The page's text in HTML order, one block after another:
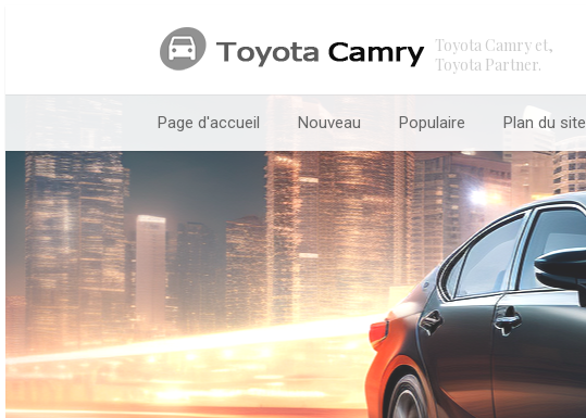
Toyota Camry et,
Toyota Partner.
Page d'accueil Nouveau Populaire Plan du site